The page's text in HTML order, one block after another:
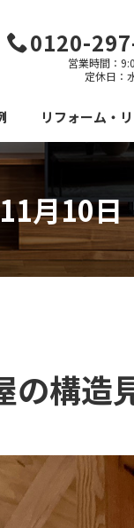
月10日
の構造
0120-
営業時間：
定休日：
リフォーム・